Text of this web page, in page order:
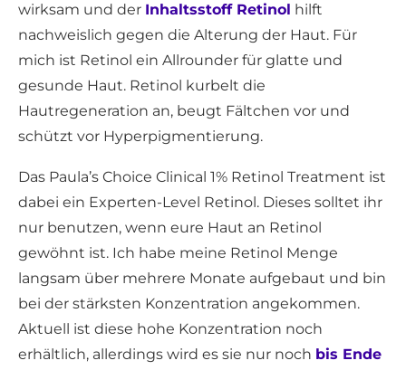
wirksam und der Inhaltsstoff Retinol hilft
nachweislich gegen die Alterung der Haut. Für
mich ist Retinol ein Allrounder für glatte und
gesunde Haut. Retinol kurbelt die
Hautregeneration an, beugt Fältchen vor und
schützt vor Hyperpigmentierung.
Das Paula’s Choice Clinical 1% Retinol Treatment ist
dabei ein Experten-Level Retinol. Dieses solltet ihr
nur benutzen, wenn eure Haut an Retinol
gewöhnt ist. Ich habe meine Retinol Menge
langsam über mehrere Monate aufgebaut und bin
bei der stärksten Konzentration angekommen.
Aktuell ist diese hohe Konzentration noch
erhältlich, allerdings wird es sie nur noch bis Ende